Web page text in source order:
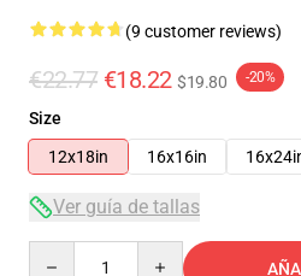
(9 customer reviews)
€22.77 €18.22 $19.80 -20%
Size
12x18in
16x16in
Ver guía de tallas